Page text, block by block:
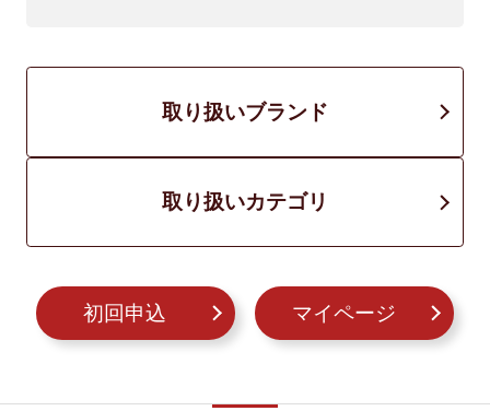
取り扱いブランド
取り扱いカテゴリ
初回申込 マイページ